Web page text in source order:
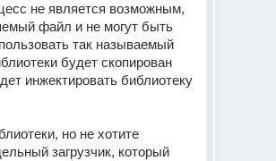
не является возможным,
файл и не могут быть
так называемый
будет скопирован
инжектировать библиотеку
но не хотите
загрузчик, который